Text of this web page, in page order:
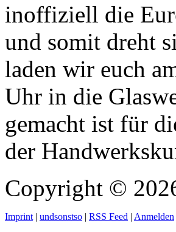
inoffiziell die
und somit dreht
laden wir euch
Uhr in die
gemacht ist für
der
Copyright ©
Imprint| undsonstso | RSS Feed | Anmelden